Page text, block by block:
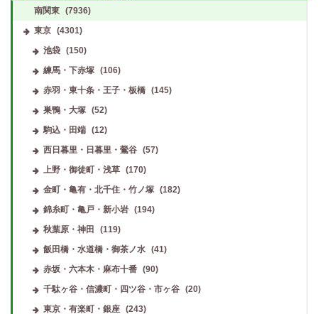
南関東 (7936)
東京 (4301)
池袋
(150)
練馬・下赤塚
(106)
赤羽・東十条・王子・板橋
(145)
巣鴨・大塚
(52)
駒込・田端
(12)
西日暮里・日暮里・鶯谷
(57)
上野・御徒町・浅草
(170)
金町・亀有・北千住・竹ノ塚
(182)
錦糸町・亀戸・新小岩
(194)
秋葉原・神田
(119)
飯田橋・水道橋・御茶ノ水
(41)
赤坂・六本木・麻布十番
(90)
千駄ヶ谷・信濃町・四ツ谷・市ヶ谷
(20)
東京・有楽町・銀座
(243)